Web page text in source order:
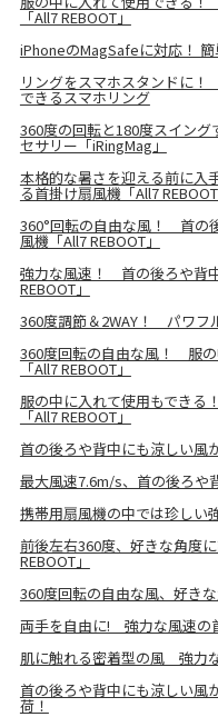
「All7 REBOOT」
iPhoneのMagSafeに対応！ 簡
リングをスマホスタンドに
できるスマホリング
360度の回転と180度スイン
セサリー「iRingMag」
本格的な暑さを迎える前に
る首掛け扇風機「All7 REBOOT
360°回転の自由な風！ 首の
風機「All7 REBOOT」
強力な風速！ 首の後ろや背
REBOOT」
360度調節＆2WAY！ パワフ
360度回転の自由な風！ 服
「All7 REBOOT」
服の中に入れて使用もでき
「All7 REBOOT」
首の後ろや背中にも涼しい風
最大風速7.6m/s、首の後ろや
携帯用扇風機の中では珍しい
前後左右360度、好きな角度
REBOOT」
360度回転の自由な風、好き
両手を自由に! 強力な風速の
肌に触れる密着型の風 強力
首の後ろや背中にも涼しい風
荷！